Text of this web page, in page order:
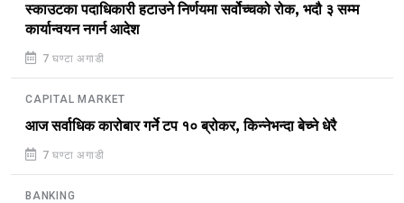
स्काउटका पदाधिकारी हटाउने निर्णयमा सर्वोच्चको रोक, भदौ ३ सम्म
कार्यान्वयन नगर्न आदेश
7 घण्टा अगाडी
CAPITAL MARKET
आज सर्वाधिक कारोबार गर्ने टप १० ब्रोकर, किन्नेभन्दा बेच्ने धेरै
7 घण्टा अगाडी
BANKING